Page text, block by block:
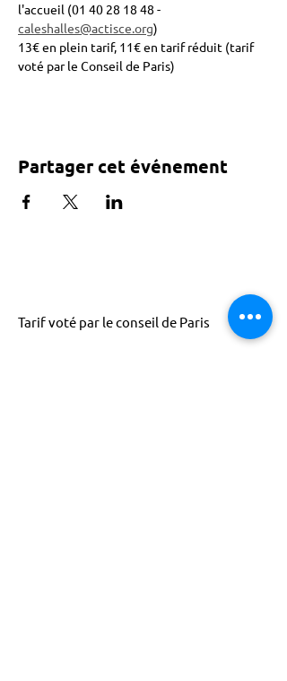
l'accueil (01 40 28 18 48 -
caleshalles@actisce.org)
13€ en plein tarif, 11€ en tarif réduit (tarif
voté par le Conseil de Paris)
Partager cet événement
Tarif voté par le conseil de Paris